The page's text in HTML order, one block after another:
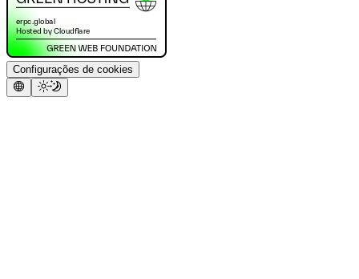
Configurações de cookies